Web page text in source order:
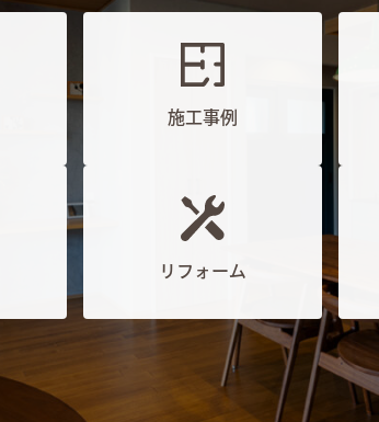
施工事例
リフォーム